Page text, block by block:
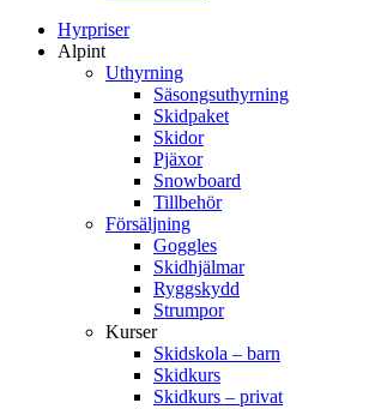
Hyrpriser
Alpint
Uthyrning
Säsongsuthyrning
Skidpaket
Skidor
Pjäxor
Snowboard
Tillbehör
Försäljning
Goggles
Skidhjälmar
Ryggskydd
Strumpor
Kurser
Skidskola – barn
Skidkurs
Skidkurs – privat